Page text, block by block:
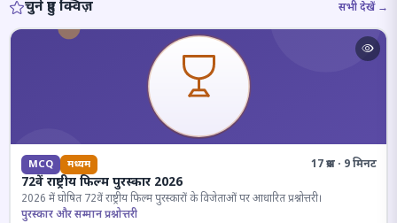
चुने हुए क्विज़ सभी देखें →
MCQ मध्यम 17 प्रश्न · 9 मिनट
72वें राष्ट्रीय फिल्म पुरस्कार 2026
2026 में घोषित 72वें राष्ट्रीय फिल्म पुरस्कारों के विजेताओं पर आधारित प्रश्नोत्तरी।
पुरस्कार और सम्मान प्रश्नोत्तरी